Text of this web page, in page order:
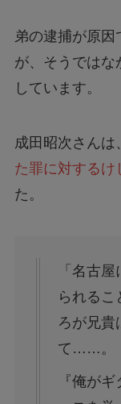
弟の逮捕が原因
が、そうではな
しています。
成田昭次さん
た罪に対するけ
た。
「名古
られるこ
ろが兄貴
て……。
『俺が